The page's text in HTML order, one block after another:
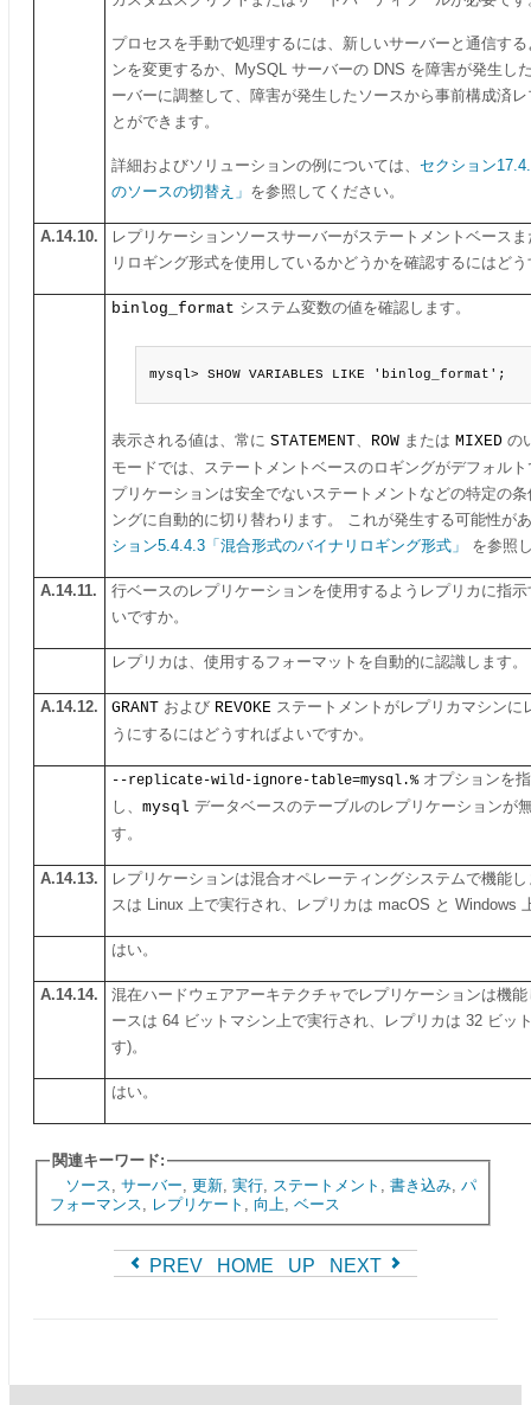
プロセスを手動で処理するには、新しいサーバーと通信す
ンを変更するか、MySQL サーバーの DNS を障害が発生し
ーバーに調整して、障害が発生したソースから事前構成済
とができます。
詳細およびソリューションの例については、 セクション
のソースの切替え」 を参照してください。
A.14.10.
レプリケーションソースサーバーがステートメントベース
リロギング形式を使用しているかどうかを確認するにはど
binlog_format システム変数の値を確認します。
mysql> SHOW VARIABLES LIKE 'binlog_format';
表示される値は、常に STATEMENT、 ROW または MIXED の
モードでは、ステートメントベースのロギングがデフォル
プリケーションは安全でないステートメントなどの特定の
ングに自動的に切り替わります。 これが発生する可能性が
ション5.4.4.3「混合形式のバイナリロギング形式」
を参照
A.14.11.
行ベースのレプリケーションを使用するようレプリカに指
いですか。
レプリカは、使用するフォーマットを自動的に認識します。
A.14.12. GRANT および REVOKE ステートメントがレプリカマシンに
うにするにはどうすればよいですか。
--replicate-wild-ignore-table=mysql.%オプションを
し、 mysql データベースのテーブルのレプリケーションが
す。
A.14.13.
レプリケーションは混合オペレーティングシステムで機能
スは Linux 上で実行され、レプリカは macOS と Windows
はい。
A.14.14.
混在ハードウェアアーキテクチャでレプリケーションは機
ースは 64 ビットマシン上で実行され、レプリカは 32 ビッ
す)。
はい。
関連キーワード:
ソース
サーバー 更新, 実行, ステートメント 書き込み, パ
フォーマンス
レプリケート 向上 ベース
PREV HOME UP NEXT